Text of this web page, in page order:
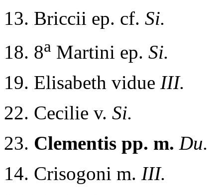
13. Briccii ep. cf. Si.
18. 8a Martini ep. Si.
19. Elisabeth vidue III.
22. Cecilie v. Si.
23. Clementis pp. m. Du.
14. Crisogoni m. III.